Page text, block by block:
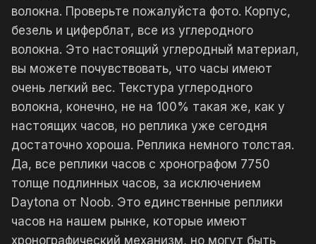
волокна. Проверьте пожалуйста фото. Корпус,
безель и циферблат, все из углеродного
волокна. Это настоящий углеродный материал,
вы можете почувствовать, что часы имеют
очень легкий вес. Текстура углеродного
волокна, конечно, не на 100% такая же, как у
настоящих часов, но реплика уже сегодня
достаточно хороша. Реплика немного толстая.
Да, все реплики часов с хронографом 7750
толще подлинных часов, за исключением
Daytona от Noob. Это единственные реплики
часов на нашем рынке, которые имеют
хронографический механизм, но могут быть